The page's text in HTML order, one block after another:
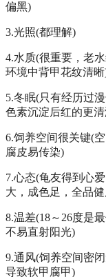
偏黑)
3.光照(都理解)
4.水质(很重要，老
环境中背甲花纹清
5.冬眠(只有经历过
色素沉淀后红的更
6.饲养空间很关键(
腐皮易传染)
7.心态(龟友得到心
大，成色足，全品
8.温差(18～26度是
不易直射阳光)
9.通风(饲养空间密
导致软甲腐甲)